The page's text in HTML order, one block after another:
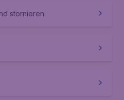
stornieren